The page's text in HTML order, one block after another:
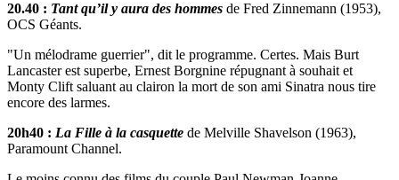
20.40 : Tant qu’il y aura des hommes de Fred Zinnemann (1953),
OCS Géants.
"Un mélodrame guerrier", dit le programme. Certes. Mais Burt
Lancaster est superbe, Ernest Borgnine répugnant à souhait et
Monty Clift saluant au clairon la mort de son ami Sinatra nous tire
encore des larmes.
20h40 : La Fille à la casquette de Melville Shavelson (1963),
Paramount Channel.